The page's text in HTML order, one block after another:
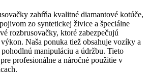
zahŕňa kvalitné diamantové kotúče,
zo syntetickej živice a špeciálne
rozbrusovačky, ktoré zabezpečujú
Naša ponuka tiež obsahuje vozíky a
manipuláciu a údržbu. Tieto
profesionálne a náročné použitie v